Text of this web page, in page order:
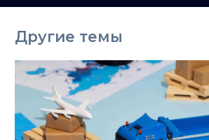
Ташкента
Другие темы